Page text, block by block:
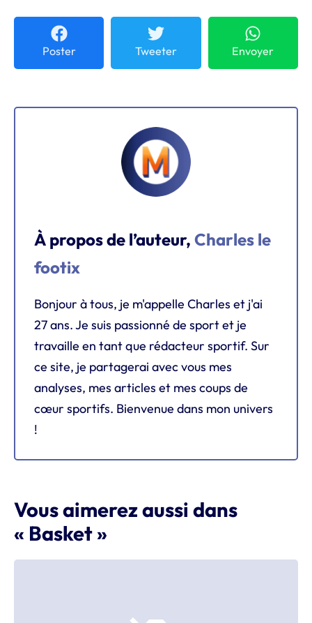
Poster Tweeter Envoyer
À propos de l’auteur, Charles le
footix
Bonjour à tous, je m'appelle Charles et j'ai
27 ans. Je suis passionné de sport et je
travaille en tant que rédacteur sportif. Sur
ce site, je partagerai avec vous mes
analyses, mes articles et mes coups de
cœur sportifs. Bienvenue dans mon univers
!
Vous aimerez aussi dans
« Basket »